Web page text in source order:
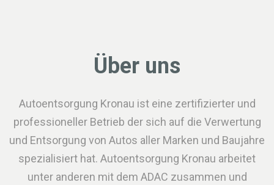
Über uns
Autoentsorgung Kronau ist eine zertifizierter und
professioneller Betrieb der sich auf die Verwertung
und Entsorgung von Autos aller Marken und Baujahre
spezialisiert hat. Autoentsorgung Kronau arbeitet
unter anderen mit dem ADAC zusammen und